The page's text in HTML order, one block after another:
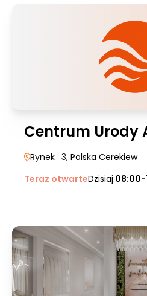
Centrum Urody
Rynek | 3, Polska Cerekiew
Teraz otwarteDzisiaj:08:00-